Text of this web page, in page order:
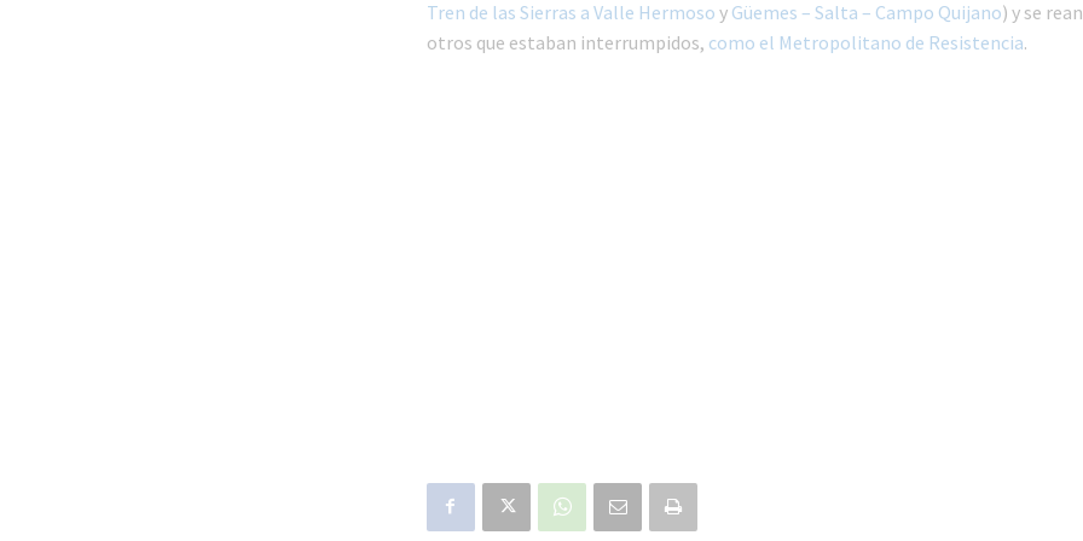
Tren de las Sierras a Valle Hermoso y Güemes – Salta – Campo Quijano) y se
otros que estaban interrumpidos, como el Metropolitano de Resistencia.